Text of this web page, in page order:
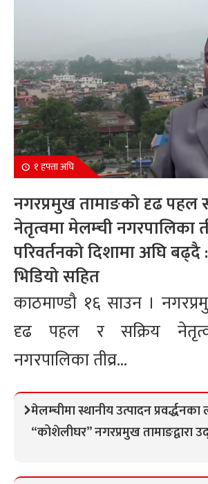
१ हफ्ता अघि
नगरप्रमुख तामाङको दृढ पहल
नेतृत्वमा मेलम्ची नगरपालिका
परिवर्तनको दिशामा अघि बढ्दै :
भिडियो सहित
काठमाण्डौ १६ साउन ।
दृढ पहल र सक्रिय
नगरपालिका तीव्र...
मेलम्चीमा स्थानीय उत्पादन प्रवर्द्धनका
“कोशेलीघर” नगरप्रमुख तामाङद्वारा